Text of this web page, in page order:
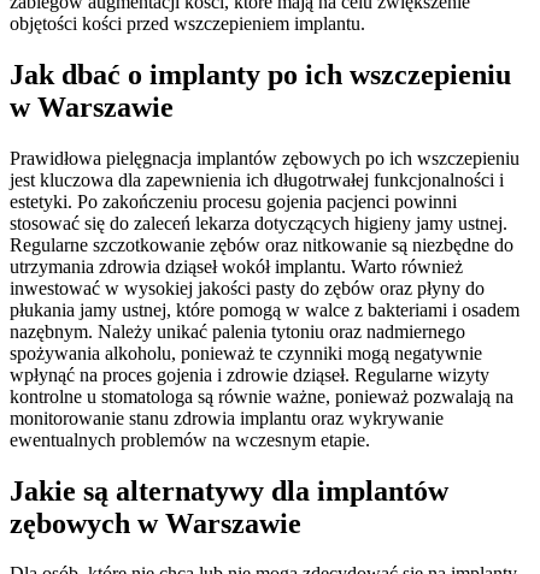
objętości kości przed wszczepieniem implantu.
Jak dbać o implanty po ich wszczepieniu
w Warszawie
Prawidłowa pielęgnacja implantów zębowych po ich wszczepieniu
jest kluczowa dla zapewnienia ich długotrwałej funkcjonalności i
estetyki. Po zakończeniu procesu gojenia pacjenci powinni
stosować się do zaleceń lekarza dotyczących higieny jamy ustnej.
Regularne szczotkowanie zębów oraz nitkowanie są niezbędne do
utrzymania zdrowia dziąseł wokół implantu. Warto również
inwestować w wysokiej jakości pasty do zębów oraz płyny do
płukania jamy ustnej, które pomogą w walce z bakteriami i osadem
nazębnym. Należy unikać palenia tytoniu oraz nadmiernego
spożywania alkoholu, ponieważ te czynniki mogą negatywnie
wpłynąć na proces gojenia i zdrowie dziąseł. Regularne wizyty
kontrolne u stomatologa są równie ważne, ponieważ pozwalają na
monitorowanie stanu zdrowia implantu oraz wykrywanie
ewentualnych problemów na wczesnym etapie.
Jakie są alternatywy dla implantów
zębowych w Warszawie